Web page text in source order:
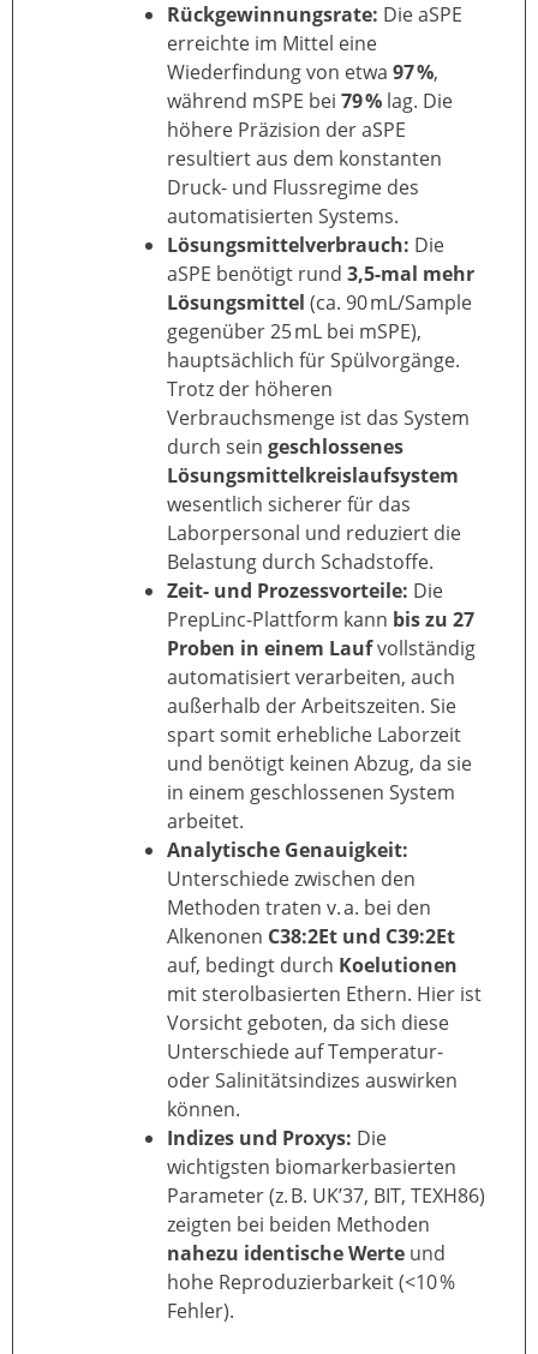
Rückgewinnungsrate: Die aSPE
erreichte im Mittel eine
Wiederfindung von etwa 97 %,
während mSPE bei 79 % lag. Die
höhere Präzision der aSPE
resultiert aus dem konstanten
Druck- und Flussregime des
automatisierten Systems.
Lösungsmittelverbrauch: Die
aSPE benötigt rund 3,5-mal mehr
Lösungsmittel (ca. 90 mL/Sample
gegenüber 25 mL bei mSPE),
hauptsächlich für Spülvorgänge.
Trotz der höheren
Verbrauchsmenge ist das System
durch sein geschlossenes
Lösungsmittelkreislaufsystem
wesentlich sicherer für das
Laborpersonal und reduziert die
Belastung durch Schadstoffe.
Zeit- und Prozessvorteile: Die
PrepLinc-Plattform kann bis zu 27
Proben in einem Laufvollständig
automatisiert verarbeiten, auch
außerhalb der Arbeitszeiten. Sie
spart somit erhebliche Laborzeit
und benötigt keinen Abzug, da sie
in einem geschlossenen System
arbeitet.
Analytische Genauigkeit:
Unterschiede zwischen den
Methoden traten v. a. bei den
Alkenonen C38:2Et und C39:2Et
auf, bedingt durch Koelutionen
mit sterolbasierten Ethern. Hier ist
Vorsicht geboten, da sich diese
Unterschiede auf Temperatur-
oder Salinitätsindizes auswirken
können.
Indizes und Proxys: Die
wichtigsten biomarkerbasierten
Parameter (z. B. UK’37, BIT, TEXH86)
zeigten bei beiden Methoden
nahezu identische Werte und
hohe Reproduzierbarkeit (<10 %
Fehler).